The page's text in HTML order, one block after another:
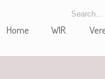
Home WIR.